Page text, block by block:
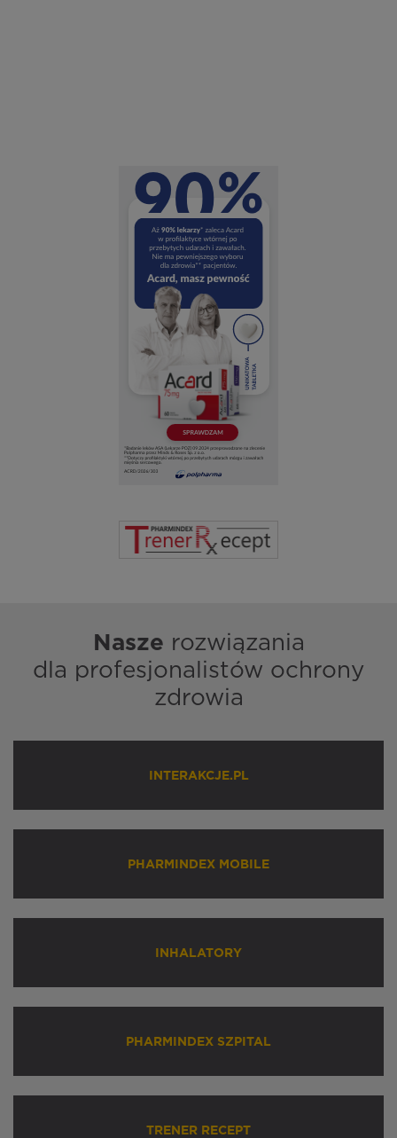
Nasze rozwiązania
dla profesjonalistów ochrony
zdrowia
INTERAKCJE.PL
PHARMINDEX MOBILE
INHALATORY
PHARMINDEX SZPITAL
TRENER RECEPT